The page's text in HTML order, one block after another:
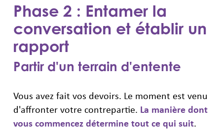
Phase 2 : Entamer la
conversation et établir un
rapport
Partir d'un terrain d'entente
Vous avez fait vos devoirs. Le moment est venu
d'affronter votre contrepartie. La manière dont
vous commencez détermine tout ce qui suit.